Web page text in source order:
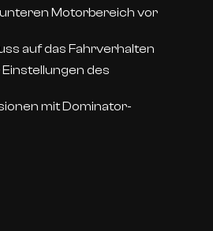
Motorbereich vor
auf das Fahrverhalten
des
mit Dominator-